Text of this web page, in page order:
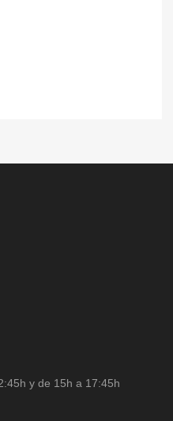
y de 15h a 17:45h